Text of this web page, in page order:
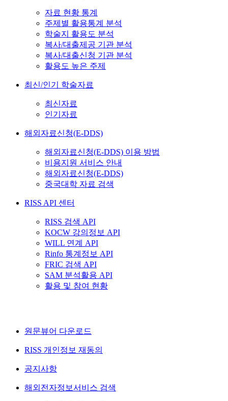
자료 현황 통계
주제별 활용통계 분석
학술지 활용도 분석
복사/대출제공 기관 분석
복사/대출신청 기관 분석
활용도 높은 주제
최신/인기 학술자료
최신자료
인기자료
해외자료신청(E-DDS)
해외자료신청(E-DDS) 이용 방법
비용지원 서비스 안내
해외자료신청(E-DDS)
중국대학 자료 검색
RISS API 센터
RISS 검색 API
KOCW 강의정보 API
WILL 연계 API
Rinfo 통계정보 API
FRIC 검색 API
SAM 분석활용 API
활용 및 참여 현황
원문뷰어 다운로드
RISS 개인정보 재동의
공지사항
해외전자정보서비스 검색